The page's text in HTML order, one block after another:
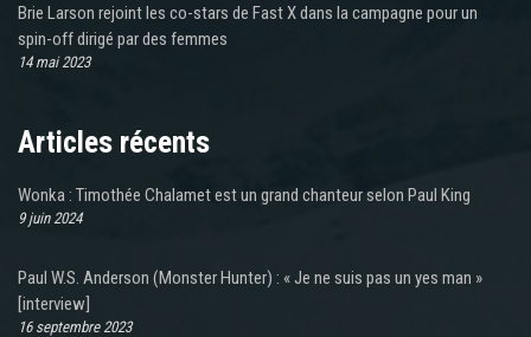
Brie Larson rejoint les co-stars de Fast X dans la campagne pour un
spin-off dirigé par des femmes
14 mai 2023
Articles récents
Wonka : Timothée Chalamet est un grand chanteur selon Paul King
9 juin 2024
Paul W.S. Anderson (Monster Hunter) : « Je ne suis pas un yes man »
[interview]
16 septembre 2023